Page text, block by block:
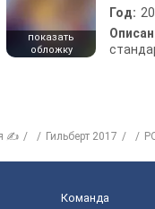
показать
обложку
Год:
✍ Гильберт 2017
Команда